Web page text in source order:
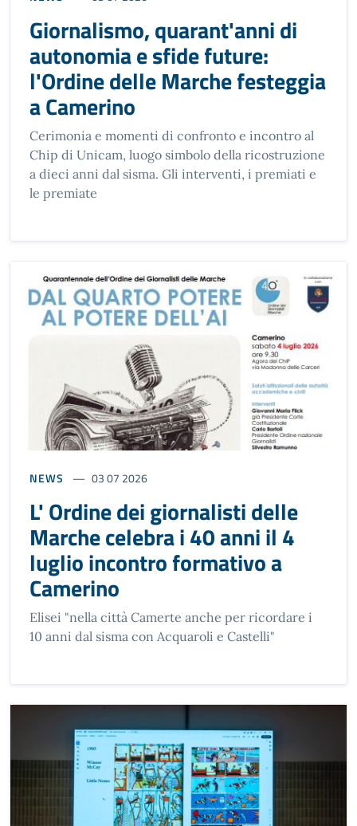
Giornalismo, quarant'anni di
autonomia e sfide future:
l'Ordine delle Marche festeggia
a Camerino
Cerimonia e momenti di confronto e incontro al
Chip di Unicam, luogo simbolo della ricostruzione
a dieci anni dal sisma. Gli interventi, i premiati e
le premiate
NEWS 03 07 2026
L' Ordine dei giornalisti delle
Marche celebra i 40 anni il 4
luglio incontro formativo a
Camerino
Elisei "nella città Camerte anche per ricordare i
10 anni dal sisma con Acquaroli e Castelli"